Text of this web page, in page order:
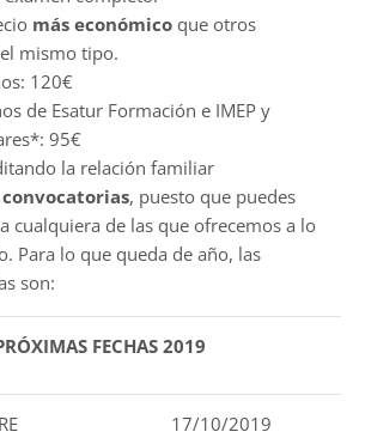
más económico que otros
mismo tipo.
120€
de Esatur Formación e IMEP y
95€
la relación familiar
convocatorias, puesto que puedes
cualquiera de las que ofrecemos a lo
Para lo que queda de año, las
son:
FECHAS 2019
17/10/2019